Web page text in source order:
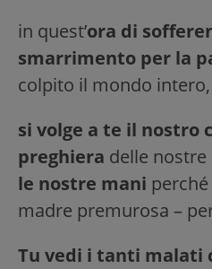
in quest’ora di
smarrimento per la
colpito il mondo intero,
si volge a te il nostro
preghiera delle nostre
le nostre mani
madre premurosa –
Tu vedi i tanti malati